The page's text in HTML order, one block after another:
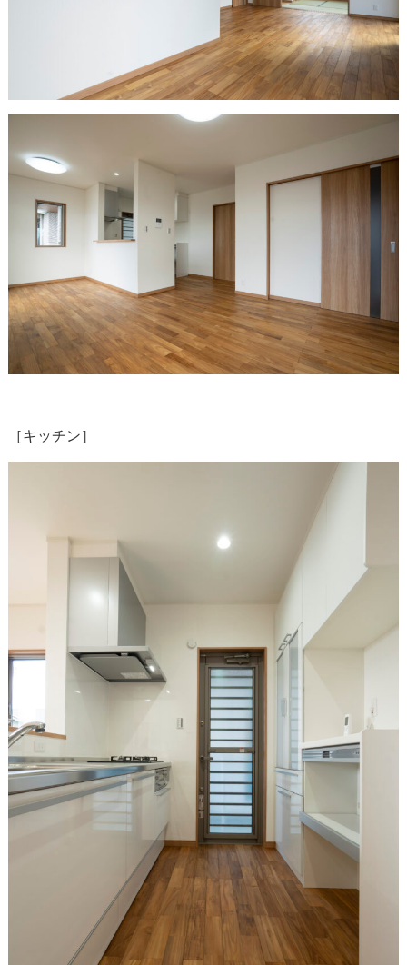
［キッチン］